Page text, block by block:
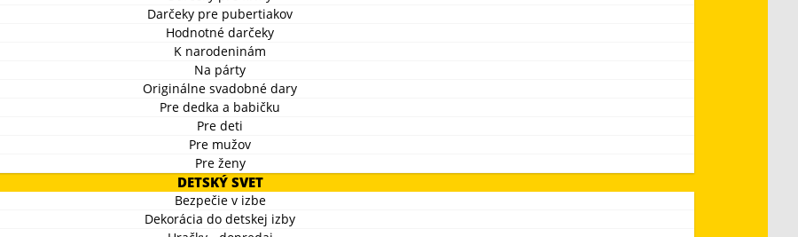
Darčeky pre pubertiakov
Hodnotné darčeky
K narodeninám
Na párty
Originálne svadobné dary
Pre dedka a babičku
Pre deti
Pre mužov
Pre ženy
DETSKÝ SVET
Bezpečie v izbe
Dekorácia do detskej izby